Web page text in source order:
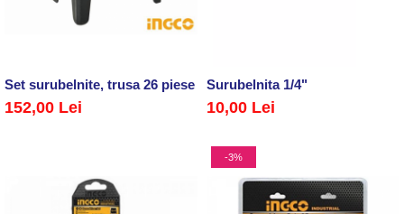
Set surubelnite, trusa 26 piese cu suport
152,00 Lei
Surubelnita 1/4"
10,00 Lei
-3%